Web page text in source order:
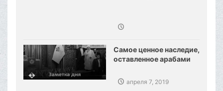
Самое ценное наследие,
оставленное арабами
апреля 7, 2019